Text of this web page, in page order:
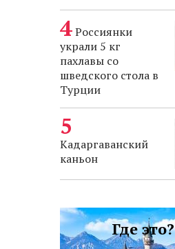
Россиянки
украли 5 кг
пахлавы со
шведского стола в
Турции
Кадаргаванский
каньон
Где это?